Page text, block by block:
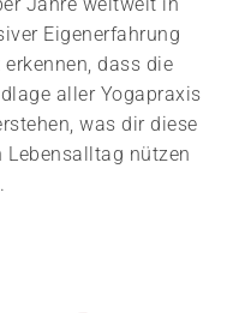
Jahre weltweit in
Eigenerfahrung
dass die
aller Yogapraxis
was dir diese
Lebensalltag nützen